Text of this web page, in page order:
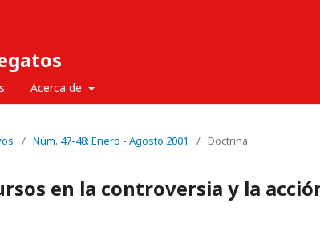
Acerca de
/ Núm. 47-48: Enero - Agosto 2001 / Doctrina
en la controversia y la